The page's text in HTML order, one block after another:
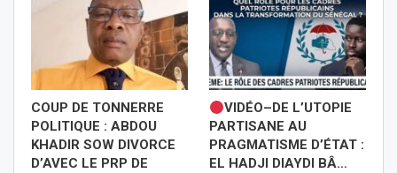
COUP DE TONNERRE
POLITIQUE : ABDOU
KHADIR SOW DIVORCE
D’AVEC LE PRP DE
VIDÉO–DE L’UTOPIE
PARTISANE AU
PRAGMATISME D’ÉTAT :
EL HADJI DIAYDI BÂ…